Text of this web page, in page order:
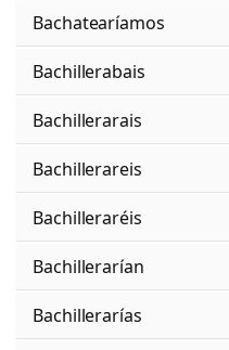
Bachatearíamos
Bachillerabais
Bachillerarais
Bachillerareis
Bachilleraréis
Bachillerarían
Bachillerarías